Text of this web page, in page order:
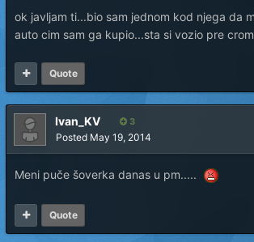
ok javljam ti...bio sam jednom kod njega da
auto cim sam ga kupio...sta si vozio pre
Quote
Ivan_KV 3
Posted May 19, 2014
Meni puče šoverka danas u pm.....
Quote